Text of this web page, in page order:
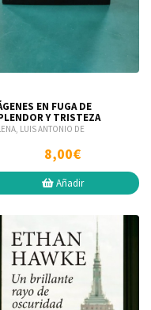
EN FUGA DE
Y TRISTEZA
LUIS ANTONIO DE
8,00€
Añadir